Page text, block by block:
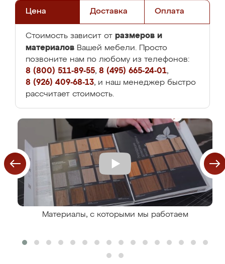
Цена Доставка Оплата
Стоимость зависит от размеров и
материалов Вашей мебели. Просто
позвоните нам по любому из телефонов:
8 (800) 511-89-55, 8 (495) 665-24-01,
8 (926) 409-68-13, и наш менеджер быстро
рассчитает стоимость.
Материалы, с которыми мы работаем